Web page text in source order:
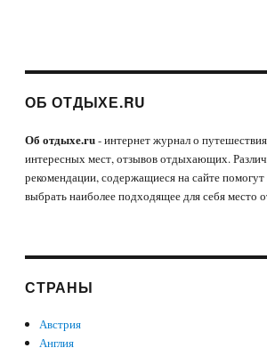
ОБ ОТДЫХЕ.RU
Об отдыхе.ru- интернет журнал о
интересных мест, отзывов отдыхающих.
рекомендации, содержащиеся на сайте
выбрать наиболее подходящее для себя место
СТРАНЫ
Австрия
Англия